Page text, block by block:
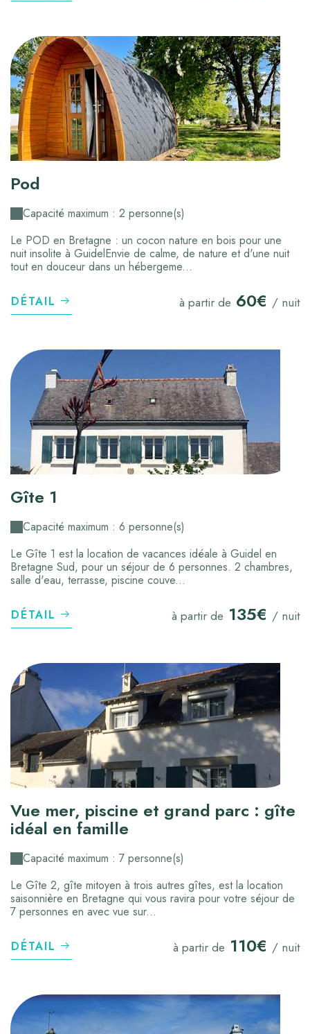
Pod
Capacité maximum : 2 personne(s)
Le POD en Bretagne : un cocon nature en bois pour une
nuit insolite à GuidelEnvie de calme, de nature et d'une nuit
tout en douceur dans un hébergeme...
DÉTAIL à partir de 60€ / nuit
Gîte 1
Capacité maximum : 6 personne(s)
Le Gîte 1 est la location de vacances idéale à Guidel en
Bretagne Sud, pour un séjour de 6 personnes. 2 chambres,
salle d'eau, terrasse, piscine couve...
DÉTAIL à partir de 135€ / nuit
Vue mer, piscine et grand parc : gîte
idéal en famille
Capacité maximum : 7 personne(s)
Le Gîte 2, gîte mitoyen à trois autres gîtes, est la location
saisonnière en Bretagne qui vous ravira pour votre séjour de
7 personnes en avec vue sur...
DÉTAIL à partir de 110€ / nuit